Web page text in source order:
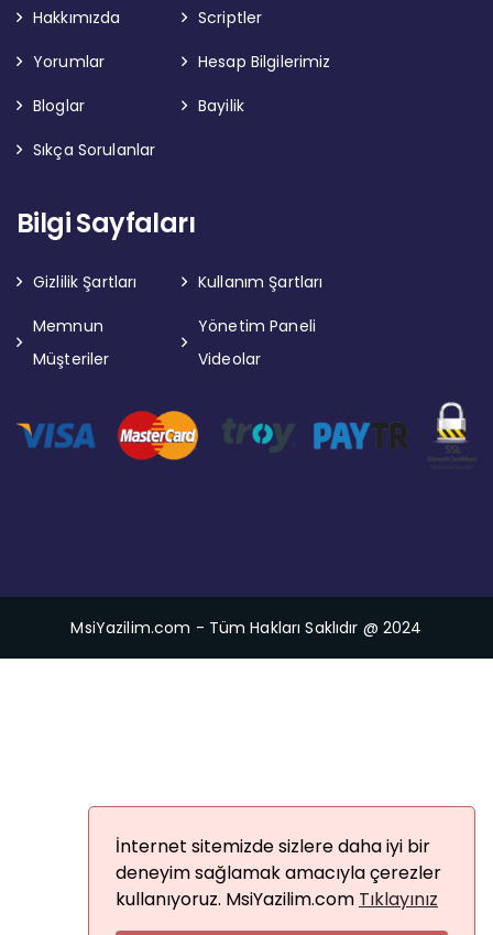
İnternet sitemizde sizlere daha iyi bir
deneyim sağlamak amacıyla çerezler
kullanıyoruz. MsiYazilim.com Tıklayınız
Hakkımızda
Scriptler
Yorumlar
Hesap Bilgilerimiz
Bloglar
Bayilik
Sıkça Sorulanlar
Bilgi Sayfaları
Gizlilik Şartları
Kullanım Şartları
Memnun
Müşteriler
Yönetim Paneli
Videolar
MsiYazilim.com - Tüm Hakları Saklıdır @ 2024